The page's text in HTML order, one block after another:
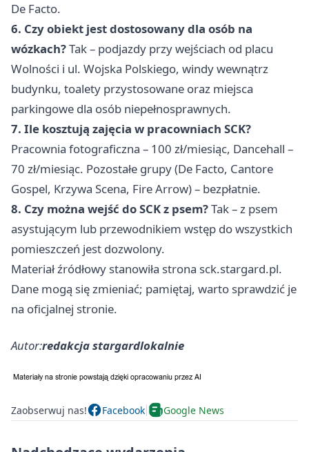
De Facto.
6. Czy obiekt jest dostosowany dla osób na
wózkach?Tak – podjazdy przy wejściach od placu
Wolności i ul. Wojska Polskiego, windy wewnątrz
budynku, toalety przystosowane oraz miejsca
parkingowe dla osób niepełnosprawnych.
7. Ile kosztują zajęcia w pracowniach SCK?
Pracownia fotograficzna – 100 zł/miesiąc, Dancehall –
70 zł/miesiąc. Pozostałe grupy (De Facto, Cantore
Gospel, Krzywa Scena, Fire Arrow) – bezpłatnie.
8. Czy można wejść do SCK z psem?Tak – z psem
asystującym lub przewodnikiem wstęp do wszystkich
pomieszczeń jest dozwolony.
Materiał źródłowy stanowiła strona sck.stargard.pl.
Dane mogą się zmieniać; pamiętaj, warto sprawdzić je
na oficjalnej stronie.
Autor:redakcja stargardlokalnie
Zaobserwuj nas! Facebook Google News